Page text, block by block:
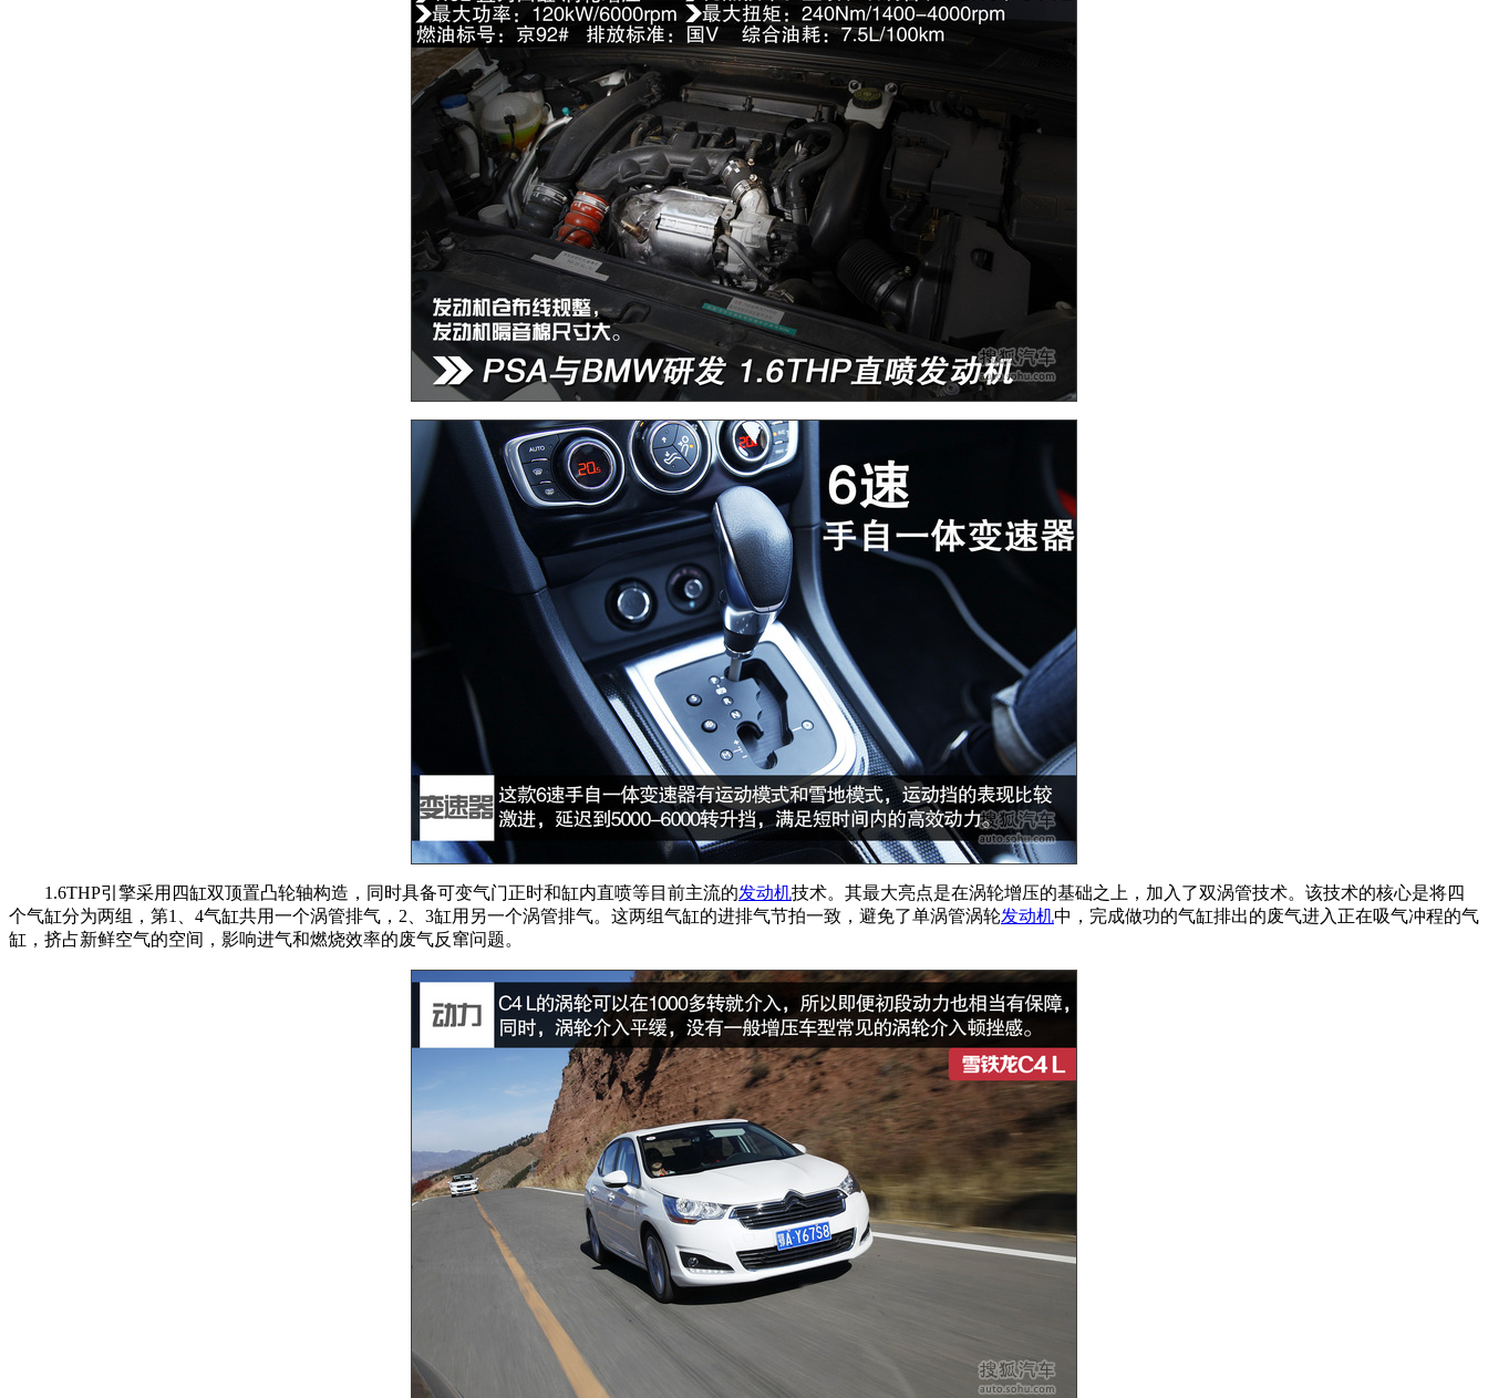
1.6THP引擎采用四缸双顶置凸轮轴构造，同时具备可变气门正时和缸内直喷等目前主流的发动机技术。其最大亮点是在涡轮增压的基础之上，加入了双涡管技术。该技术的核心是将四
个气缸分为两组，第1、4气缸共用一个涡管排气，2、3缸用另一个涡管排气。这两组气缸的进排气节拍一致，避免了单涡管涡轮发动机中，完成做功的气缸排出的废气进入正在吸气冲程的气
缸，挤占新鲜空气的空间，影响进气和燃烧效率的废气反窜问题。